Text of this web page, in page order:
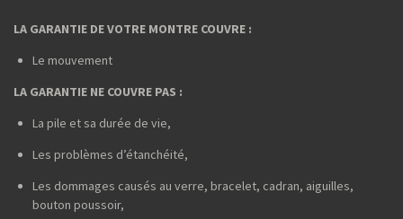
LA GARANTIE DE VOTRE MONTRE COUVRE :
Le mouvement
LA GARANTIE NE COUVRE PAS :
La pile et sa durée de vie,
Les problèmes d’étanchéité,
Les dommages causés au verre, bracelet, cadran, aiguilles,
bouton poussoir,